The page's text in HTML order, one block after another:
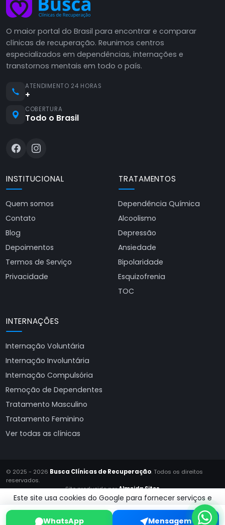
WhatsApp Mensagem
O maior portal do Brasil para encontrar e comparar
clínicas de recuperação. Reunimos centros
especializados em dependências, internações e
transtornos mentais em todo o país.
ATENDIMENTO 24 HORAS
+
COBERTURA
Todo o Brasil
INSTITUCIONAL
Quem somos
Contato
Blog
Depoimentos
Termos de Serviço
Privacidade
TRATAMENTOS
Dependência Química
Alcoolismo
Depressão
Ansiedade
Bipolaridade
Esquizofrenia
TOC
INTERNAÇÕES
Internação Voluntária
Internação Involuntária
Internação Compulsória
Remoção de Dependentes
Tratamento Masculino
Tratamento Feminino
Ver todas as clínicas
© 2025 - 2026 Busca Clínicas de Recuperação. Todos os direitos
reservados.
Site produzido porAlmeida Sites
Este site usa cookies do Google para fornecer serviços e
analisar tráfego.Saiba mais.